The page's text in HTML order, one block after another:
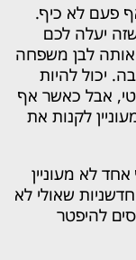
פעם לא כיף.
יעלה לכם
אותה לבן משפחה
יכול להיות
אבל כאשר אף
לקנות את
לא מעוניין
שאולי לא
להיפטר